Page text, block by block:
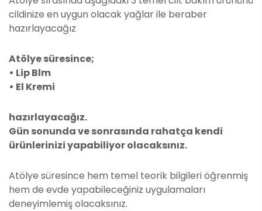
cildinize en uygun olacak yağlar ile beraber
hazırlayacağız
Atölye süresince;
• Lip Blm
• El Kremi
hazırlayacağız.
Gün sonunda ve sonrasında rahatça kendi
ürünlerinizi yapabiliyor olacaksınız.
Atölye süresince hem temel teorik bilgileri öğrenmiş
hem de evde yapabileceğiniz uygulamaları
deneyimlemiş olacaksınız.